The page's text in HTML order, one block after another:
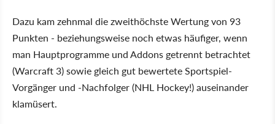
Dazu kam zehnmal die zweithöchste Wertung von 93
Punkten - beziehungsweise noch etwas häufiger, wenn
man Hauptprogramme und Addons getrennt betrachtet
(Warcraft 3) sowie gleich gut bewertete Sportspiel-
Vorgänger und -Nachfolger (NHL Hockey!) auseinander
klamüsert.